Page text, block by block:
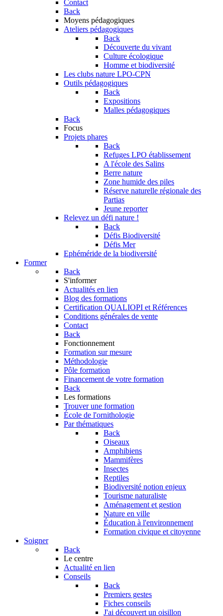
Contact
Back
Moyens pédagogiques
Ateliers pédagogiques
Back
Découverte du vivant
Culture écologique
Homme et biodiversité
Les clubs nature LPO-CPN
Outils pédagogiques
Back
Expositions
Malles pédagogiques
Back
Focus
Projets phares
Back
Refuges LPO établissement
A l'école des Salins
Berre nature
Zone humide des piles
Réserve naturelle régionale des
Partias
Jeune reporter
Relevez un défi nature !
Back
Défis Biodiversité
Défis Mer
Ephéméride de la biodiversité
Former
Back
S'informer
Actualités en lien
Blog des formations
Certification QUALIOPI et Références
Conditions générales de vente
Contact
Back
Fonctionnement
Formation sur mesure
Méthodologie
Pôle formation
Financement de votre formation
Back
Les formations
Trouver une formation
École de l'ornithologie
Par thématiques
Back
Oiseaux
Amphibiens
Mammifères
Insectes
Reptiles
Biodiversité notion enjeux
Tourisme naturaliste
Aménagement et gestion
Nature en ville
Éducation à l'environnement
Formation civique et citoyenne
Soigner
Back
Le centre
Actualité en lien
Conseils
Back
Premiers gestes
Fiches conseils
J'ai découvert un oisillon